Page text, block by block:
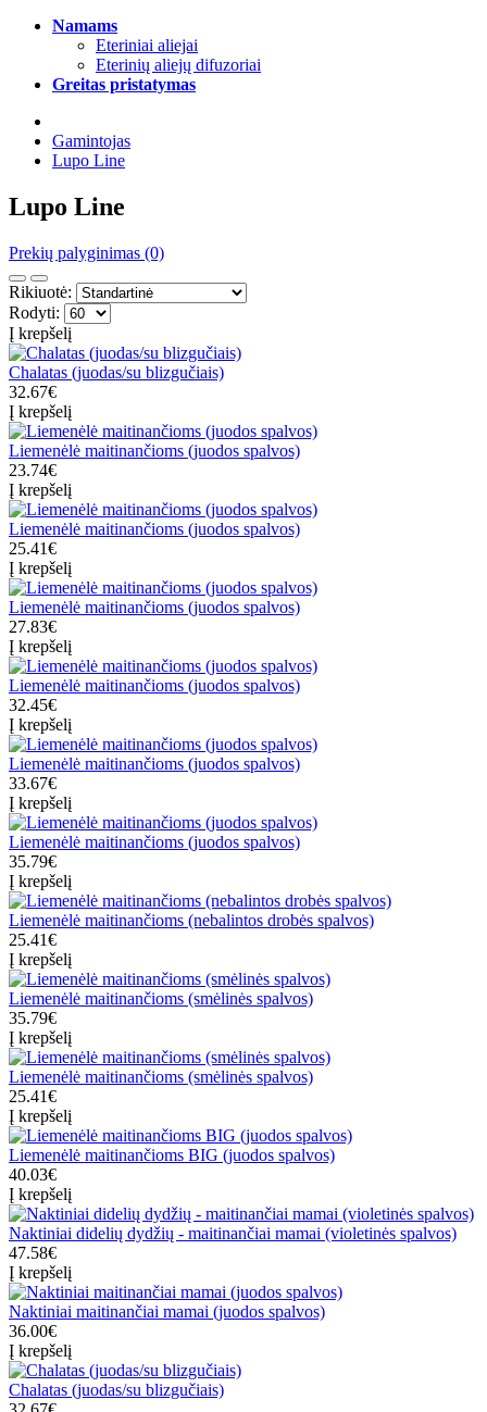
Namams
Eteriniai aliejai
Eterinių aliejų difuzoriai
Greitas pristatymas
Gamintojas
Lupo Line
Lupo Line
Prekių palyginimas (0)
Rikiuotė:
Rodyti:
Į krepšelį
Chalatas (juodas/su blizgučiais)
32.67€
Į krepšelį
Liemenėlė maitinančioms (juodos spalvos)
23.74€
Į krepšelį
Liemenėlė maitinančioms (juodos spalvos)
25.41€
Į krepšelį
Liemenėlė maitinančioms (juodos spalvos)
27.83€
Į krepšelį
Liemenėlė maitinančioms (juodos spalvos)
32.45€
Į krepšelį
Liemenėlė maitinančioms (juodos spalvos)
33.67€
Į krepšelį
Liemenėlė maitinančioms (juodos spalvos)
35.79€
Į krepšelį
Liemenėlė maitinančioms (nebalintos drobės spalvos)
25.41€
Į krepšelį
Liemenėlė maitinančioms (smėlinės spalvos)
35.79€
Į krepšelį
Liemenėlė maitinančioms (smėlinės spalvos)
25.41€
Į krepšelį
Liemenėlė maitinančioms BIG (juodos spalvos)
40.03€
Į krepšelį
Naktiniai didelių dydžių - maitinančiai mamai (violetinės spalvos)
47.58€
Į krepšelį
Naktiniai maitinančiai mamai (juodos spalvos)
36.00€
Į krepšelį
Chalatas (juodas/su blizgučiais)